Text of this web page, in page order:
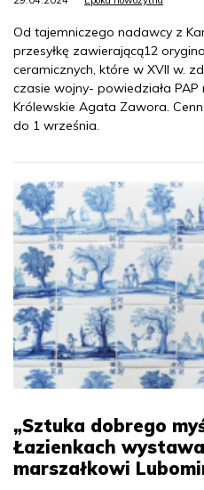
Od tajemniczego nadawcy z
przesyłkę zawierającą12
ceramicznych, które w XVII w.
czasie wojny- powiedziała
Królewskie Agata Zawora.
do 1 września.
„Sztuka dobrego
Łazienkach
marszałkowi